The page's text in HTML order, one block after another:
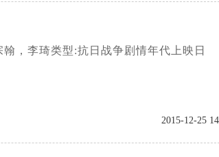
，李琦类型:抗日战争剧情年代上映日
2015-12-25